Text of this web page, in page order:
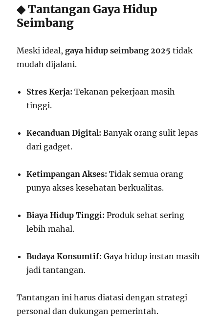
◆ Tantangan Gaya Hidup
Seimbang
Meski ideal,gaya hidup seimbang 2025 tidak
mudah dijalani.
Stres Kerja: Tekanan pekerjaan masih
tinggi.
Kecanduan Digital: Banyak orang sulit lepas
dari gadget.
Ketimpangan Akses: Tidak semua orang
punya akses kesehatan berkualitas.
Biaya Hidup Tinggi: Produk sehat sering
lebih mahal.
Budaya Konsumtif: Gaya hidup instan masih
jadi tantangan.
Tantangan ini harus diatasi dengan strategi
personal dan dukungan pemerintah.